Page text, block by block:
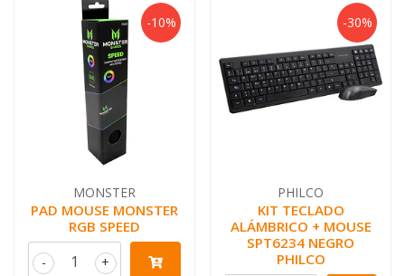
-10%
MONSTER
PAD MOUSE MONSTER
RGB SPEED
+
-
-30%
PHILCO
KIT TECLADO
ALÁMBRICO + MOUSE
SPT6234 NEGRO
PHILCO